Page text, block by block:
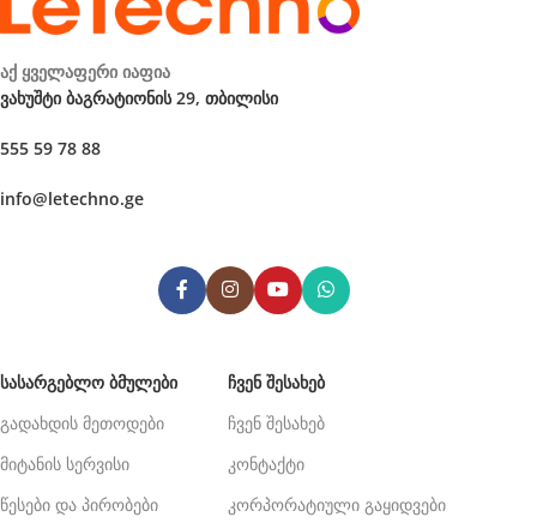
აქ ყველაფერი იაფია
ვახუშტი ბაგრატიონის 29, თბილისი
555 59 78 88
info@letechno.ge
ᲡᲐᲡᲐᲠᲒᲔᲑᲚᲝ ᲑᲛᲣᲚᲔᲑᲘ
გადახდის მეთოდები
მიტანის სერვისი
წესები და პირობები
ᲩᲕᲔᲜ ᲨᲔᲡᲐᲮᲔᲑ
ჩვენ შესახებ
კონტაქტი
კორპორატიული გაყიდვები